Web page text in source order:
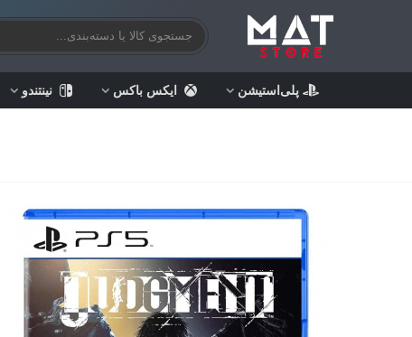
پلی‌استیشن ایکس باکس نینتندو